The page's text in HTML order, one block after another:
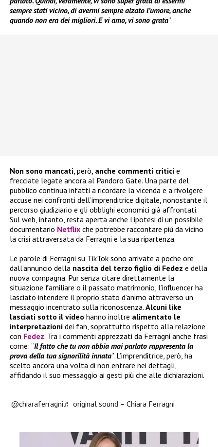
sempre stati vicino, di avermi sempre alzato l’umore, anche
quando non era dei migliori. E vi amo, vi sono grata”.
Non sono mancati , però, anche commenti critici e
frecciate legate ancora al Pandoro Gate. Una parte del
pubblico continua infatti a ricordare la vicenda e a rivolgere
accuse nei confronti dell’imprenditrice digitale, nonostante il
percorso giudiziario e gli obblighi economici già affrontati.
Sul web, intanto, resta aperta anche l’ipotesi di un possibile
documentario Netflix che potrebbe raccontare più da vicino
la crisi attraversata da Ferragni e la sua ripartenza.
Le parole di Ferragni su TikTok sono arrivate a poche ore
dall’annuncio della nascita del terzo figlio di Fedez e della
nuova compagna. Pur senza citare direttamente la
situazione familiare o il passato matrimonio, l’influencer ha
lasciato intendere il proprio stato d’animo attraverso un
messaggio incentrato sulla riconoscenza. Alcuni like
lasciati sotto il video hanno inoltre alimentato le
interpretazioni dei fan, soprattutto rispetto alla relazione
con Fedez. Tra i commenti apprezzati da Ferragni anche frasi
come: “Il fatto che tu non abbia mai parlato rappresenta la
prova della tua signorilità innata”. L’imprenditrice, però, ha
scelto ancora una volta di non entrare nei dettagli,
affidando il suo messaggio ai gesti più che alle dichiarazioni.
@chiaraferragni♬ original sound – Chiara Ferragni